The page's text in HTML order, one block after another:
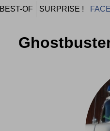
BEST-OF SURPRISE !